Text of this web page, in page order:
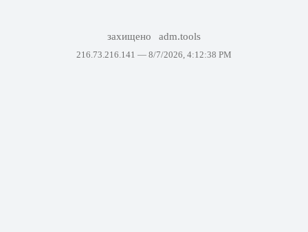
захищено adm.tools
216.73.216.141 — 8/7/2026, 4:12:38 PM